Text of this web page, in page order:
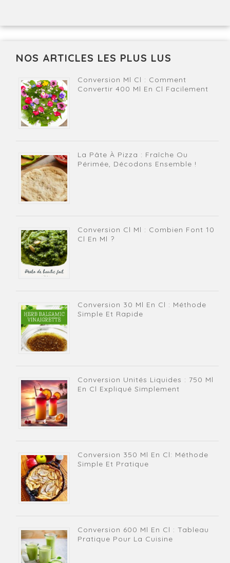
NOS ARTICLES LES PLUS LUS
Conversion Ml Cl : Comment
Convertir 400 Ml En Cl Facilement
La Pâte À Pizza : Fraîche Ou
Périmée, Décodons Ensemble !
Conversion Cl Ml : Combien Font 10
Cl En Ml ?
Conversion 30 Ml En Cl : Méthode
Simple Et Rapide
Conversion Unités Liquides : 750 Ml
En Cl Expliqué Simplement
Conversion 350 Ml En Cl: Méthode
Simple Et Pratique
Conversion 600 Ml En Cl : Tableau
Pratique Pour La Cuisine